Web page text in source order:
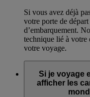
Si vous avez déjà
votre porte de
d’embarquement.
technique lié à votre
votre voyage.
Si je voyage
afficher les